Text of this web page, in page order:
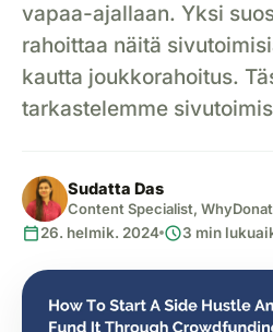
vapaa-ajallaan. Yksi
rahoittaa näitä
kautta joukkorahoitus.
tarkastelemme
Sudatta Das
Content Specialist,
calendar_today26. helmik. 2024 schedule3 min